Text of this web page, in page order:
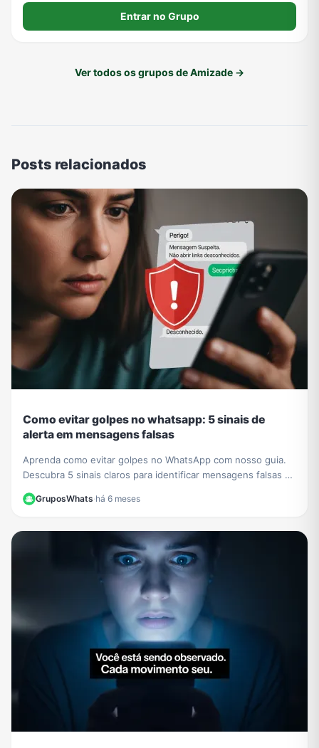
Entrar no Grupo
Ver todos os grupos de Amizade →
Posts relacionados
Como evitar golpes no whatsapp: 5 sinais de
alerta em mensagens falsas
Aprenda como evitar golpes no WhatsApp com nosso guia.
Descubra 5 sinais claros para identificar mensagens falsas e
proteger seus dados de criminosos.
GruposWhats·há 6 meses